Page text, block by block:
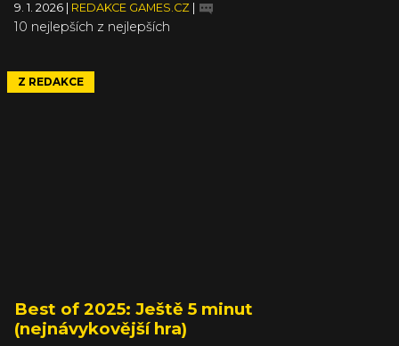
9. 1. 2026 REDAKCE GAMES.CZ
10 nejlepších z nejlepších
Z REDAKCE
Best of 2025: Ještě 5 minut
(nejnávykovější hra)